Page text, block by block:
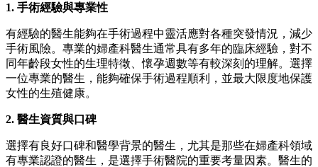
1. 手術經驗與專業性
有經驗的醫生能夠在手術過程中靈活應對各種突發情況，減少
手術風險。專業的婦產科醫生通常具有多年的臨床經驗，對不
同年齡段女性的生理特徵、懷孕週數等有較深刻的理解。選擇
一位專業的醫生，能夠確保手術過程順利，並最大限度地保護
女性的生殖健康。
2. 醫生資質與口碑
選擇有良好口碑和醫學背景的醫生，尤其是那些在婦產科領域
有專業認證的醫生，是選擇手術醫院的重要考量因素。醫生的